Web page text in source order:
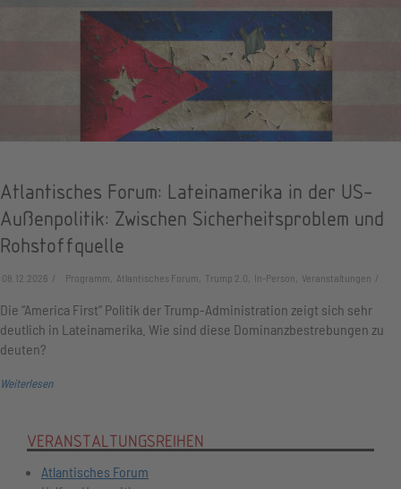
Atlantisches Forum: Lateinamerika in der US-
Außenpolitik: Zwischen Sicherheitsproblem und
Rohstoffquelle
08.12.2026 Programm, Atlantisches Forum, Trump 2.0, In-Person, Veranstaltungen
Die “America First” Politik der Trump-Administration zeigt sich sehr
deutlich in Lateinamerika. Wie sind diese Dominanzbestrebungen zu
deuten?
Weiterlesen
VERANSTALTUNGSREIHEN
Atlantisches Forum